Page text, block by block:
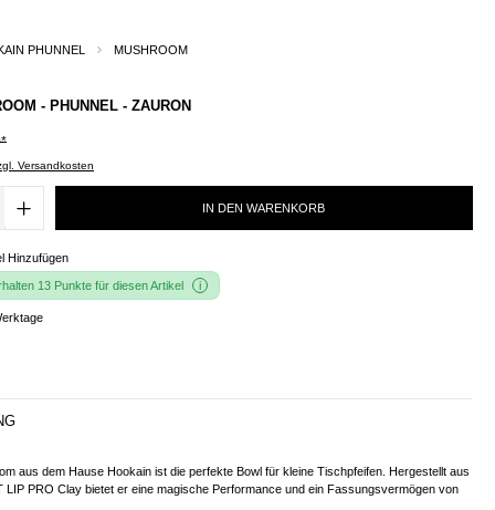
PHUNNEL MUSHROOM
- PHUNNEL - ZAURON
Versandkosten
IN DEN WARENKORB
Hinzufügen
13 Punkte für diesen Artikel
aus dem Hause Hookain ist die perfekte Bowl für kleine Tischpfeifen. Hergestellt aus
LIP PRO Clay bietet er eine magische Performance und ein Fassungsvermögen von